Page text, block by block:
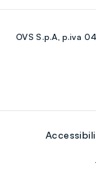
Youtube
OVS S.p.A, p.iva